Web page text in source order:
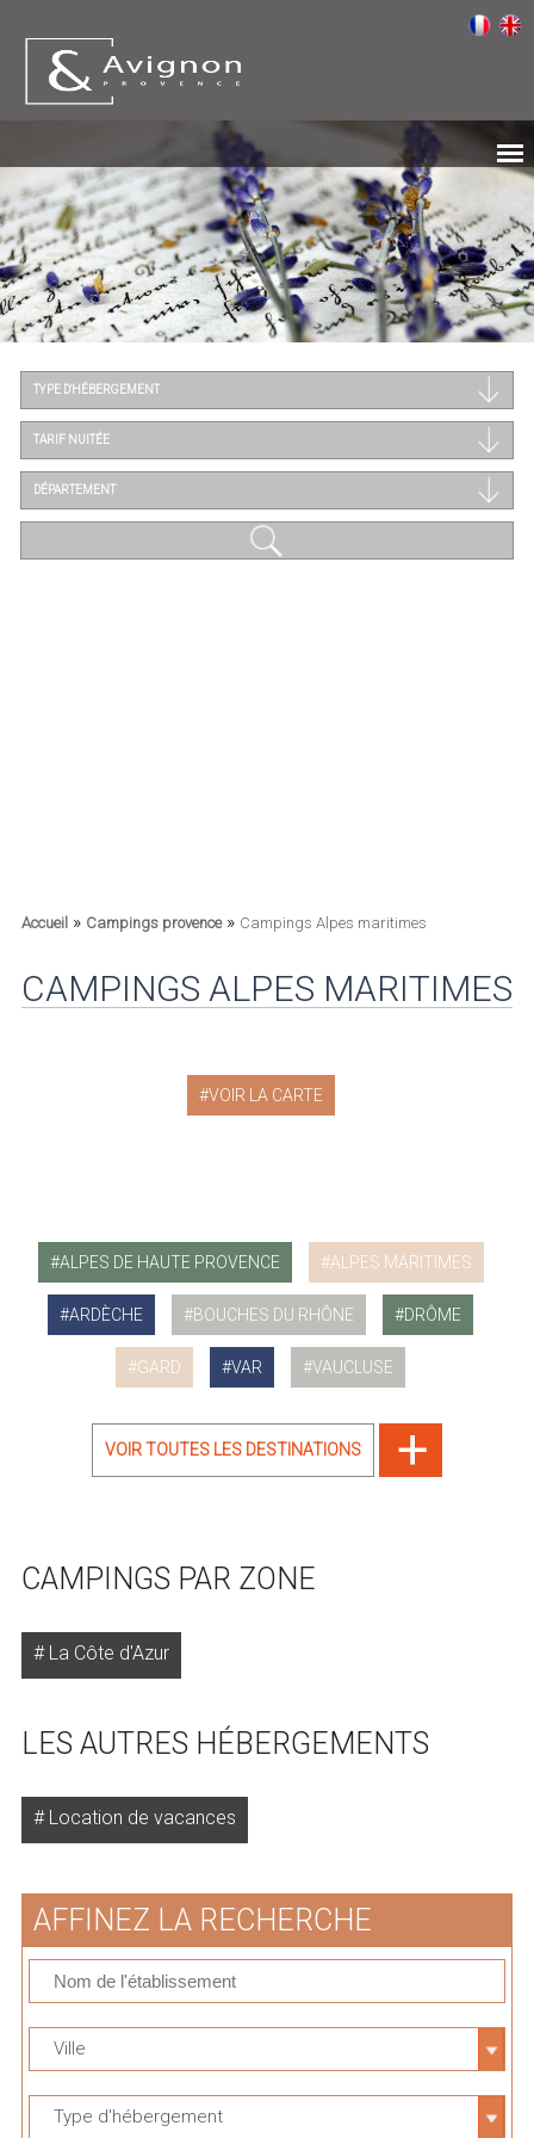
TYPE D'HÉBERGEMENT
TARIF NUITÉE
DÉPARTEMENT
Accueil» Campings provence» Campings Alpes maritimes
CAMPINGS ALPES MARITIMES
VOIR LA CARTE
ALPES DE HAUTE PROVENCE ALPES MARITIMES
ARDÈCHE BOUCHES DU RHÔNE DRÔME
GARD VAR VAUCLUSE
VOIR TOUTES LES DESTINATIONS
CAMPINGS PAR ZONE
La Côte d'Azur
LES AUTRES HÉBERGEMENTS
Location de vacances
AFFINEZ LA RECHERCHE
Ville
Type d'hébergement